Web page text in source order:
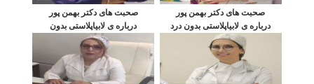
صحبت های دکتر بهمن پور
درباره ی لابیاپلاستی بدون درد
صحبت های دکتر بهمن پور
درباره ی لابیاپلاستی بدون
بخیه